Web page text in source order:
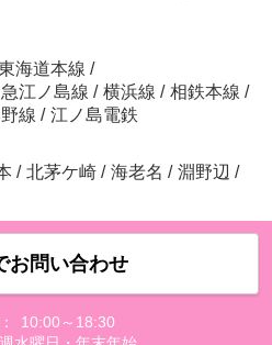
海道本線 /
江ノ島線 / 横浜線 / 相鉄本線 /
線 / 江ノ島電鉄
/ 北茅ケ崎 / 海老名 / 淵野辺 /
お問い合わせ
10:00～18:30